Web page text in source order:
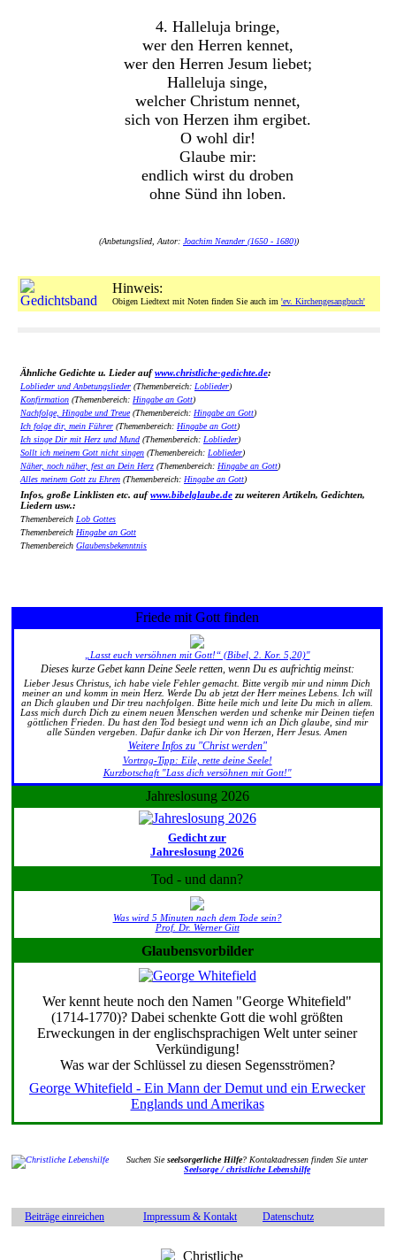
4. Halleluja bringe,
wer den Herren kennet,
wer den Herren Jesum liebet;
Halleluja singe,
welcher Christum nennet,
sich von Herzen ihm ergibet.
O wohl dir!
Glaube mir:
endlich wirst du droben
ohne Sünd ihn loben.
(Anbetungslied, Autor: Joachim Neander (1650 - 1680))
Hinweis:
Obigen Liedtext mit Noten finden Sie auch im 'ev. Kirchengesangbuch'
Ähnliche Gedichte u. Lieder aufwww.christliche-gedichte.de:
Loblieder und Anbetungslieder (Themenbereich: Loblieder)
Konfirmation (Themenbereich: Hingabe an Gott)
Nachfolge, Hingabe und Treue(Themenbereich: Hingabe an Gott)
Ich folge dir, mein Führer (Themenbereich: Hingabe an Gott)
Ich singe Dir mit Herz und Mund (Themenbereich: Loblieder)
Sollt ich meinem Gott nicht singen (Themenbereich: Loblieder)
Näher, noch näher, fest an Dein Herz (Themenbereich: Hingabe an Gott)
Alles meinem Gott zu Ehren (Themenbereich: Hingabe an Gott)
Infos, große Linklisten etc. aufwww.bibelglaube.de zu weiteren Artikeln, Gedichten,
Liedern usw.:
Themenbereich Lob Gottes
Themenbereich Hingabe an Gott
Themenbereich Glaubensbekenntnis
Friede mit Gott finden
„Lasst euch versöhnen mit Gott!“ (Bibel, 2. Kor. 5,20)"
Dieses kurze Gebet kann Deine Seele retten, wenn Du es aufrichtig meinst:
Lieber Jesus Christus, ich habe viele Fehler gemacht. Bitte vergib mir und nimm Dich
meiner an und komm in mein Herz. Werde Du ab jetzt der Herr meines Lebens. Ich will
an Dich glauben und Dir treu nachfolgen. Bitte heile mich und leite Du mich in allem.
Lass mich durch Dich zu einem neuen Menschen werden und schenke mir Deinen tiefen
göttlichen Frieden. Du hast den Tod besiegt und wenn ich an Dich glaube, sind mir
alle Sünden vergeben. Dafür danke ich Dir von Herzen, Herr Jesus. Amen
Weitere Infos zu "Christ werden"
Vortrag-Tipp: Eile, rette deine Seele!
Kurzbotschaft "Lass dich versöhnen mit Gott!"
Jahreslosung 2026
Gedicht zur
Jahreslosung 2026
Tod - und dann?
Was wird 5 Minuten nach dem Tode sein?
Prof. Dr. Werner Gitt
Glaubensvorbilder
Wer kennt heute noch den Namen "George Whitefield"
(1714-1770)? Dabei schenkte Gott die wohl größten
Erweckungen in der englischsprachigen Welt unter seiner
Verkündigung!
Was war der Schlüssel zu diesen Segensströmen?
George Whitefield - Ein Mann der Demut und ein Erwecker
Englands und Amerikas
Suchen Sieseelsorgerliche Hilfe? Kontaktadressen finden Sie unter
Seelsorge / christliche Lebenshilfe
Beiträge einreichen Impressum & Kontakt Datenschutz